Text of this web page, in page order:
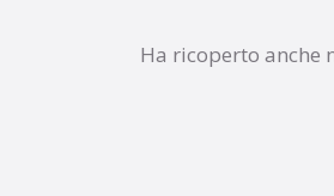
Ha ricoperto anche